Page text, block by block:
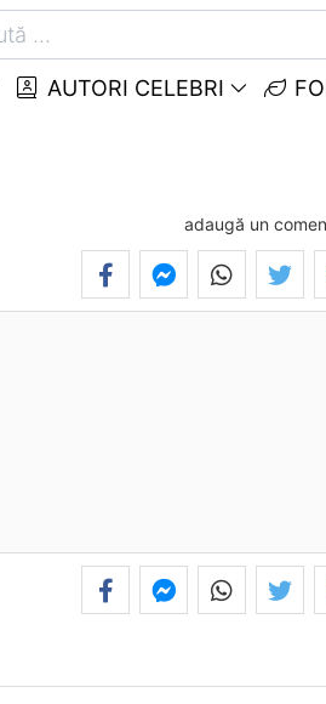
AUTORI CELEBRI
adaugă un